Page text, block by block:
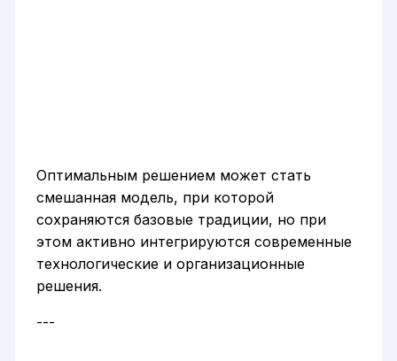
Оптимальным решением может стать
смешанная модель, при которой
сохраняются базовые традиции, но при
этом активно интегрируются современные
технологические и организационные
решения.
---